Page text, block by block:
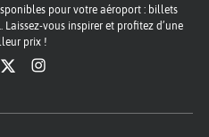
pour votre aéroport : billets
vous inspirer et profitez d’une
prix !